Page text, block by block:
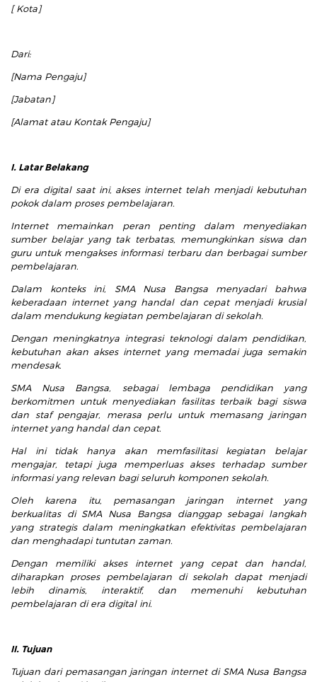
[ Kota]
Dari:
[Nama Pengaju]
[Jabatan]
[Alamat atau Kontak Pengaju]
I. Latar Belakang
Di era digital saat ini, akses internet telah menjadi kebutuhan
pokok dalam proses pembelajaran.
Internet memainkan peran penting dalam menyediakan
sumber belajar yang tak terbatas, memungkinkan siswa dan
guru untuk mengakses informasi terbaru dan berbagai sumber
pembelajaran.
Dalam konteks ini, SMA Nusa Bangsa menyadari bahwa
keberadaan internet yang handal dan cepat menjadi krusial
dalam mendukung kegiatan pembelajaran di sekolah.
Dengan meningkatnya integrasi teknologi dalam pendidikan,
kebutuhan akan akses internet yang memadai juga semakin
mendesak.
SMA Nusa Bangsa, sebagai lembaga pendidikan yang
berkomitmen untuk menyediakan fasilitas terbaik bagi siswa
dan staf pengajar, merasa perlu untuk memasang jaringan
internet yang handal dan cepat.
Hal ini tidak hanya akan memfasilitasi kegiatan belajar
mengajar, tetapi juga memperluas akses terhadap sumber
informasi yang relevan bagi seluruh komponen sekolah.
Oleh karena itu, pemasangan jaringan internet yang
berkualitas di SMA Nusa Bangsa dianggap sebagai langkah
yang strategis dalam meningkatkan efektivitas pembelajaran
dan menghadapi tuntutan zaman.
Dengan memiliki akses internet yang cepat dan handal,
diharapkan proses pembelajaran di sekolah dapat menjadi
lebih dinamis, interaktif, dan memenuhi kebutuhan
pembelajaran di era digital ini.
II. Tujuan
Tujuan dari pemasangan jaringan internet di SMA Nusa Bangsa